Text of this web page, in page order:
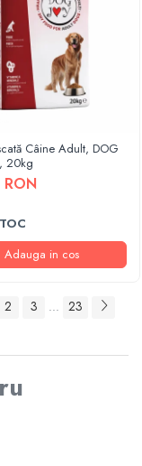
Câine Adult, DOG
20kg
Adauga in cos
2 3 ... 23